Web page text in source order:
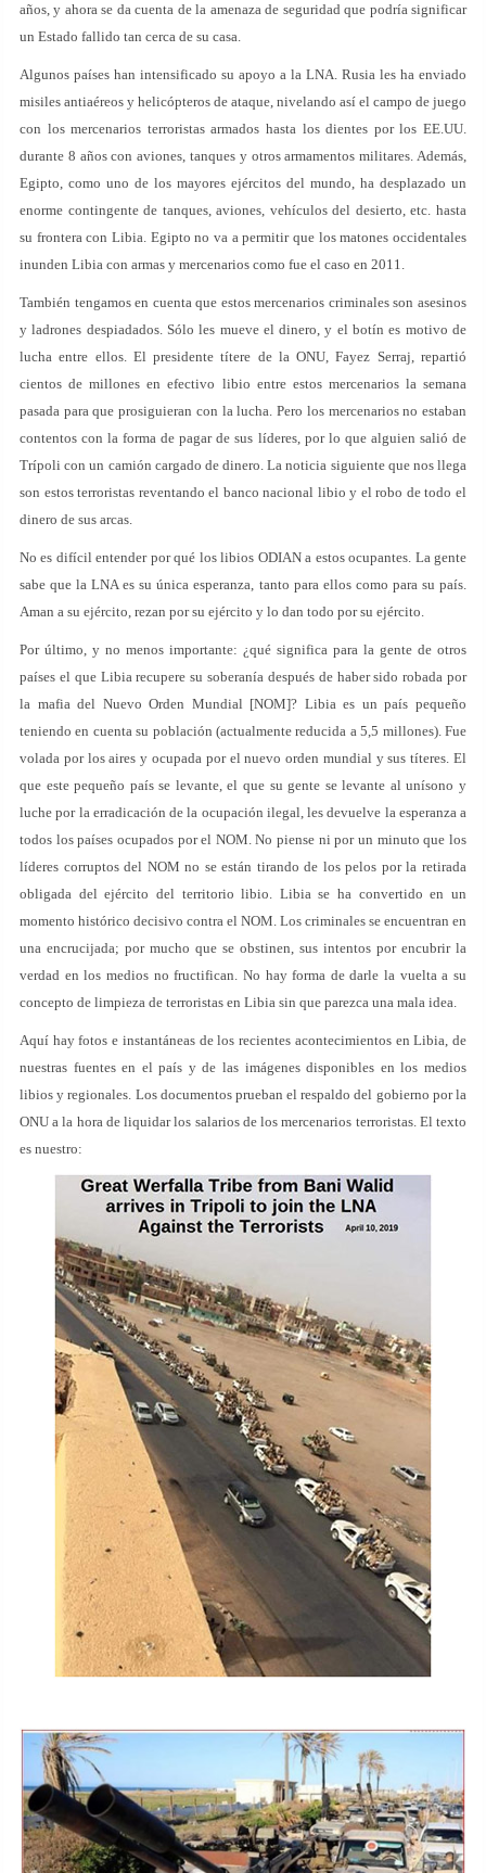
años, y ahora se da cuenta de la amenaza de seguridad que podría significar
un Estado fallido tan cerca de su casa.
Algunos países han intensificado su apoyo a la LNA. Rusia les ha enviado
misiles antiaéreos y helicópteros de ataque, nivelando así el campo de juego
con los mercenarios terroristas armados hasta los dientes por los EE.UU.
durante 8 años con aviones, tanques y otros armamentos militares. Además,
Egipto, como uno de los mayores ejércitos del mundo, ha desplazado un
enorme contingente de tanques, aviones, vehículos del desierto, etc. hasta
su frontera con Libia. Egipto no va a permitir que los matones occidentales
inunden Libia con armas y mercenarios como fue el caso en 2011.
También tengamos en cuenta que estos mercenarios criminales son asesinos
y ladrones despiadados. Sólo les mueve el dinero, y el botín es motivo de
lucha entre ellos. El presidente títere de la ONU, Fayez Serraj, repartió
cientos de millones en efectivo libio entre estos mercenarios la semana
pasada para que prosiguieran con la lucha. Pero los mercenarios no estaban
contentos con la forma de pagar de sus líderes, por lo que alguien salió de
Trípoli con un camión cargado de dinero. La noticia siguiente que nos llega
son estos terroristas reventando el banco nacional libio y el robo de todo el
dinero de sus arcas.
No es difícil entender por qué los libios ODIAN a estos ocupantes. La gente
sabe que la LNA es su única esperanza, tanto para ellos como para su país.
Aman a su ejército, rezan por su ejército y lo dan todo por su ejército.
Por último, y no menos importante: ¿qué significa para la gente de otros
países el que Libia recupere su soberanía después de haber sido robada por
la mafia del Nuevo Orden Mundial [NOM]? Libia es un país pequeño
teniendo en cuenta su población (actualmente reducida a 5,5 millones). Fue
volada por los aires y ocupada por el nuevo orden mundial y sus títeres. El
que este pequeño país se levante, el que su gente se levante al unísono y
luche por la erradicación de la ocupación ilegal, les devuelve la esperanza a
todos los países ocupados por el NOM. No piense ni por un minuto que los
líderes corruptos del NOM no se están tirando de los pelos por la retirada
obligada del ejército del territorio libio. Libia se ha convertido en un
momento histórico decisivo contra el NOM. Los criminales se encuentran en
una encrucijada; por mucho que se obstinen, sus intentos por encubrir la
verdad en los medios no fructifican. No hay forma de darle la vuelta a su
concepto de limpieza de terroristas en Libia sin que parezca una mala idea.
Aquí hay fotos e instantáneas de los recientes acontecimientos en Libia, de
nuestras fuentes en el país y de las imágenes disponibles en los medios
libios y regionales. Los documentos prueban el respaldo del gobierno por la
ONU a la hora de liquidar los salarios de los mercenarios terroristas. El texto
es nuestro: